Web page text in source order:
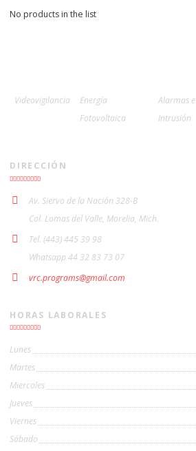
No products in the list
Videovigilancia
Energía
Fotovoltaica
Alarmas e
Intrusión
DIRECCIÓN
Av. Siervo de la Nación 328-B
Col. Lomas del Valle, Morelia, Mich.
Tel. (443) 445 39 98
Whatsapp 44 32 83 73 07
vrc.programs@gmail.com
HORAS LABORALES
Lunes
Martes
Miercoles
Jueves
Viernes
Sábado